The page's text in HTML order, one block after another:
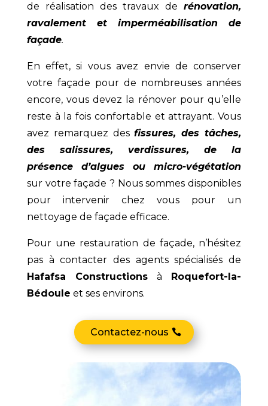
de réalisation des travaux derénovation,
ravalement et imperméabilisation de
façade.
En effet, si vous avez envie de conserver
votre façade pour de nombreuses années
encore, vous devez la rénover pour qu’elle
reste à la fois confortable et attrayant. Vous
avez remarquez desfissures, des tâches,
des salissures, verdissures, de la
présence d’algues ou micro-végétation
sur votre façade ? Nous sommes disponibles
pour intervenir chez vous pour un
nettoyage de façade efficace.
Pour une restauration de façade, n’hésitez
pas à contacter des agents spécialisés de
Hafafsa Constructionsà
Roquefort-la-
Bédoule et ses environs.
Contactez-nous